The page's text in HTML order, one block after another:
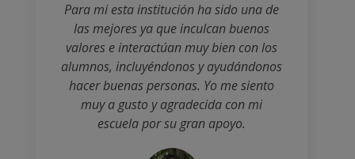
Para mi esta institución ha sido una de
las mejores ya que inculcan buenos
valores e interactúan muy bien con los
alumnos, incluyéndonos y ayudándonos
hacer buenas personas. Yo me siento
muy a gusto y agradecida con mi
escuela por su gran apoyo.